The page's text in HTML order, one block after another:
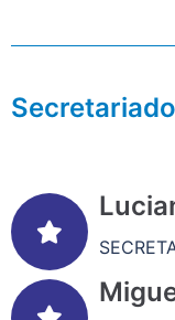
Secretariado